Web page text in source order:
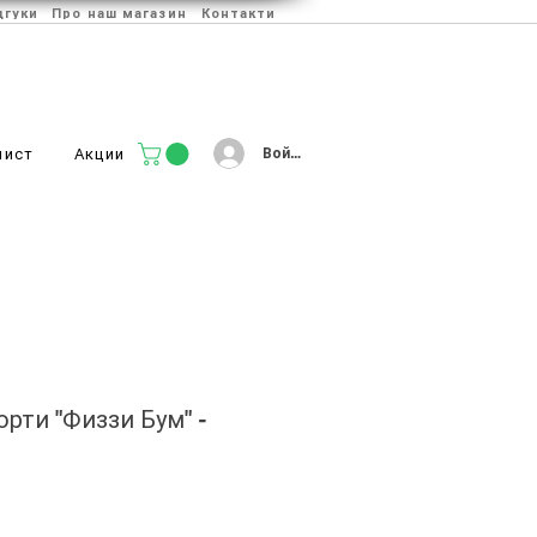
Про наш магазин Контакти
Акции Войти
"Физзи Бум" -